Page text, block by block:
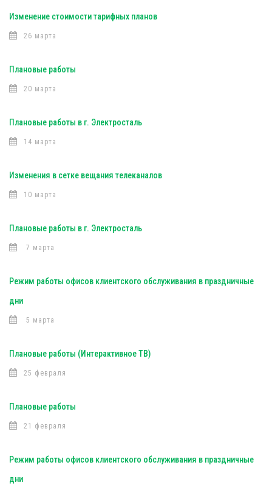
Изменение стоимости тарифных планов
26 марта
Плановые работы
20 марта
Плановые работы в г. Электросталь
14 марта
Изменения в сетке вещания телеканалов
10 марта
Плановые работы в г. Электросталь
7 марта
Режим работы офисов клиентского обслуживания в праздничные
дни
5 марта
Плановые работы (Интерактивное ТВ)
25 февраля
Плановые работы
21 февраля
Режим работы офисов клиентского обслуживания в праздничные
дни